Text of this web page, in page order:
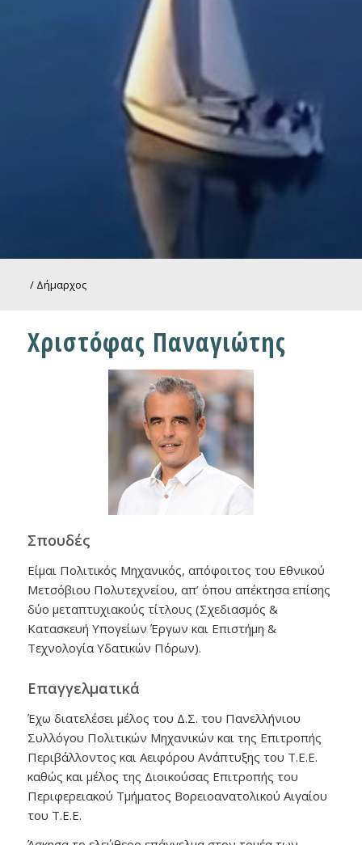
/ Δήμαρχος
Χριστόφας Παναγιώτης
Σπουδές
Είμαι Πολιτικός Μηχανικός, απόφοιτος του Εθνικού
Μετσόβιου Πολυτεχνείου, απ’ όπου απέκτησα επίσης
δύο μεταπτυχιακούς τίτλους (Σχεδιασμός &
Κατασκευή Υπογείων Έργων και Επιστήμη &
Τεχνολογία Υδατικών Πόρων).
Επαγγελματικά
Έχω διατελέσει μέλος του Δ.Σ. του Πανελλήνιου
Συλλόγου Πολιτικών Μηχανικών και της Επιτροπής
Περιβάλλοντος και Αειφόρου Ανάπτυξης του Τ.Ε.Ε.
καθώς και μέλος της Διοικούσας Επιτροπής του
Περιφερειακού Τμήματος Βορειοανατολικού Αιγαίου
του Τ.Ε.Ε.